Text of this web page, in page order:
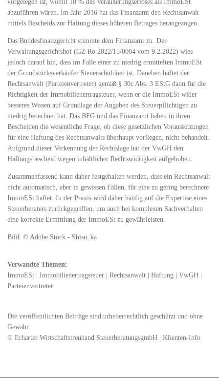
vorgelegen ist, womit 18 % des Veräußerungserlöses als ImmoESt
abzuführen wären. Im Jahr 2016 hat das Finanzamt den Rechtsanwalt
mittels Bescheids zur Haftung dieses höheren Betrages herangezogen.
Das Bundesfinanzgericht stimmte dem Finanzamt zu. Der
Verwaltungsgerichtshof (GZ Ro 2022/15/0004 vom 9.2.2022) wies
jedoch darauf hin, dass im Falle einer zu niedrig ermittelten ImmoESt
der Grundstücksverkäufer Steuerschuldner ist. Daneben haftet der
Rechtsanwalt (Parteienvertreter) gemäß § 30c Abs. 3 EStG dann für die
Richtigkeit der Immobilienertragsteuer, wenn er die ImmoESt wider
besseres Wissen auf Grundlage der Angaben des Steuerpflichtigen zu
niedrig berechnet hat. Das BFG und das Finanzamt haben in ihren
Bescheiden die wesentliche Frage, ob diese gesetzlichen Voraussetzungen
für eine Haftung des Rechtsanwalts überhaupt vorliegen, nicht behandelt.
Aufgrund dieser Verkennung der Rechtslage hat der VwGH den
Haftungsbescheid wegen inhaltlicher Rechtswidrigkeit aufgehoben.
Zusammenfassend kann daher festgehalten werden, dass ein Rechtsanwalt
nicht automatisch, aber in gewissen Fällen, für eine zu gering berechnete
ImmoESt haftet. In der Praxis wird daher häufig auf die Expertise eines
Steuerberaters zurückgegriffen, um auch bei komplexen Sachverhalten
eine korrekte Ermittlung der ImmoESt zu gewährleisten.
Bild: © Adobe Stock - Shisu_ka
Verwandte Themen:
ImmoESt | Immobilienertragsteuer | Rechtsanwalt | Haftung | VwGH |
Parteienvertreter
Die veröffentlichten Beiträge sind urheberrechtlich geschützt und ohne
Gewähr.
© Erharter Wirtschaftstreuhand SteuerberatungsgmbH | Klienten-Info